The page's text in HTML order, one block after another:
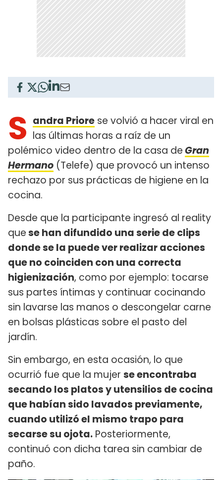
S andra Priore se volvió a hacer viral en
las últimas horas a raíz de un
polémico video dentro de la casa deGran
Hermano (Telefe) que provocó un intenso
rechazo por sus prácticas de higiene en la
cocina.
Desde que la participante ingresó al reality
quese han difundido una serie de clips
donde se la puede ver realizar acciones
que no coinciden con una correcta
higienización, como por ejemplo: tocarse
sus partes íntimas y continuar cocinando
sin lavarse las manos o descongelar carne
en bolsas plásticas sobre el pasto del
jardín.
Sin embargo, en esta ocasión, lo que
ocurrió fue que la mujer se encontraba
secando los platos y utensilios de cocina
que habían sido lavados previamente,
cuando utilizó el mismo trapo para
secarse su ojota. Posteriormente,
continuó con dicha tarea sin cambiar de
paño.